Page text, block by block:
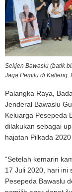
Sekjen Bawaslu (batik
Jaga Pemilu di Kalteng.
Palangka Raya,
Jenderal Bawaslu
Keluarga Pesepeda
dilakukan sebagai
hajatan Pilkada
“Setelah kemarin
17 Juli 2020, hari ini
Pesepeda Bawaslu